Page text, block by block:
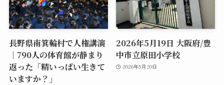
長野県南箕輪村で人権講演
｜790人の体育館が静まり
返った「精いっぱい生きて
いますか？」
2026年5月19日 大阪府/豊
中市立原田小学校
2026年5月20日